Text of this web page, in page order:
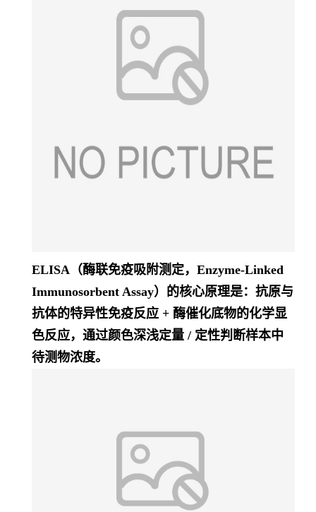
ELISA（酶联免疫吸附测定，Enzyme-Linked
Immunosorbent Assay）的核心原理是： 抗原与
抗体的特异性免疫反应 + 酶催化底物的化学显
色反应，通过颜色深浅定量 / 定性判断样本中
待测物浓度。